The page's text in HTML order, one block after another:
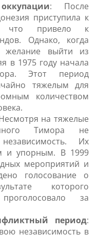
: После
приступила к
что привело к
Однако, когда
желание выйти из
в 1975 году начала
Этот период
тяжелым для
количеством
на тяжелые
Тимора не
Их
и упорным. В 1999
мероприятий и
голосование о
которого
за
период:
независимость в